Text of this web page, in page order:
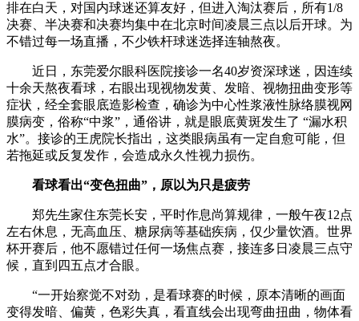
排在白天，对国内球迷还算友好，但进入淘汰赛后，所有1/8
决赛、半决赛和决赛均集中在北京时间凌晨三点以后开球。为
不错过每一场直播，不少铁杆球迷选择连轴熬夜。
近日，东莞爱尔眼科医院接诊一名40岁资深球迷，因连续
十余天熬夜看球，右眼出现视物发黄、发暗、视物扭曲变形等
症状，经全套眼底造影检查，确诊为中心性浆液性脉络膜视网
膜病变，俗称“中浆”，通俗讲，就是眼底黄斑发生了 “漏水积
水”。接诊的王虎院长指出，这类眼病虽有一定自愈可能，但
若拖延或反复发作，会造成永久性视力损伤。
看球看出“变色扭曲”，原以为只是疲劳
郑先生家住东莞长安，平时作息尚算规律，一般午夜12点
左右休息，无高血压、糖尿病等基础疾病，仅少量饮酒。世界
杯开赛后，他不愿错过任何一场焦点赛，接连多日凌晨三点守
候，直到四五点才合眼。
“一开始察觉不对劲，是看球赛的时候，原本清晰的画面
变得发暗、偏黄，色彩失真，看直线会出现弯曲扭曲，物体看